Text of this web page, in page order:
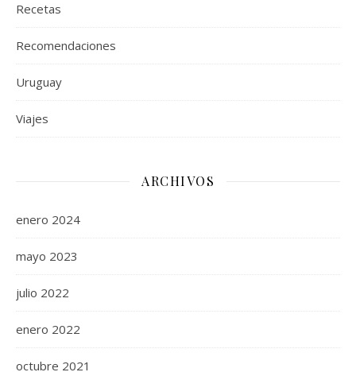
Recetas
Recomendaciones
Uruguay
Viajes
ARCHIVOS
enero 2024
mayo 2023
julio 2022
enero 2022
octubre 2021